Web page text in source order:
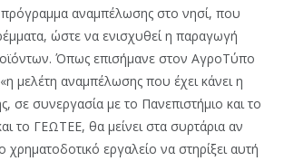
πρόγραμμα αναμπέλωσης στο νησί, που
ώστε να ενισχυθεί η παραγωγή
Όπως επισήμανε στον ΑγροΤύπο
μελέτη αναμπέλωσης που έχει κάνει η
σε συνεργασία με το Πανεπιστήμιο και το
το ΓΕΩΤΕΕ, θα μείνει στα συρτάρια αν
χρηματοδοτικό εργαλείο να στηρίξει αυτή